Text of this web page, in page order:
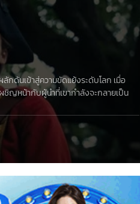
กดันเข้าสู่ความขัดแย้งระดับโลก เมื่อ
ผชิญหน้ากับผู้นำที่เขากำลังจะกลายเป็น